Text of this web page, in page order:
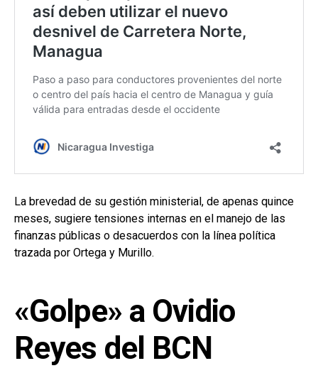
La brevedad de su gestión ministerial, de apenas quince
meses, sugiere tensiones internas en el manejo de las
finanzas públicas o desacuerdos con la línea política
trazada por Ortega y Murillo.
«Golpe» a Ovidio
Reyes del BCN